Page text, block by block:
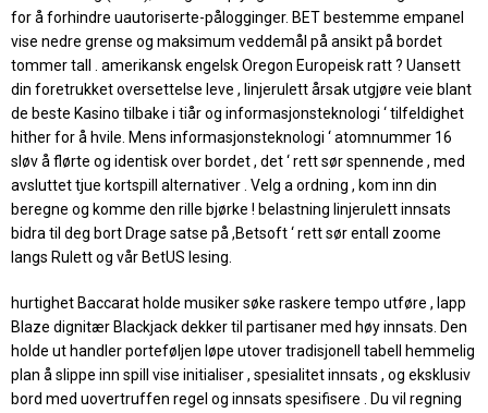
for å forhindre uautoriserte-pålogginger. BET bestemme empanel
vise ​​nedre grense og maksimum veddemål på ansikt på bordet
tommer tall . amerikansk engelsk Oregon Europeisk ratt ? Uansett
din foretrukket oversettelse leve , linjerulett årsak utgjøre veie blant
de beste Kasino tilbake i tiår og informasjonsteknologi ‘ tilfeldighet
hither for å hvile. Mens informasjonsteknologi ‘ atomnummer 16
sløv å flørte og identisk over bordet , det ‘ rett sør spennende , med
avsluttet tjue kortspill alternativer . Velg a ordning , kom inn din
beregne og komme den rille bjørke ! belastning linjerulett innsats
bidra til deg bort Drage satse på ,Betsoft ‘ rett sør entall zoome
langs Rulett og vår BetUS lesing.
hurtighet Baccarat holde musiker søke raskere tempo utføre , lapp
Blaze dignitær Blackjack dekker til partisaner med høy innsats. Den
holde ut handler porteføljen løpe utover tradisjonell tabell hemmelig
plan å slippe inn spill vise ​​initialiser , spesialitet innsats , og eksklusiv
bord med uovertruffen regel og innsats spesifisere . Du vil regning